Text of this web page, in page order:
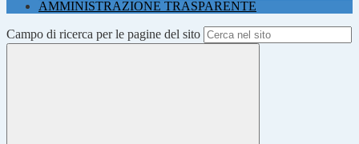
AMMINISTRAZIONE TRASPARENTE
Campo di ricerca per le pagine del sito